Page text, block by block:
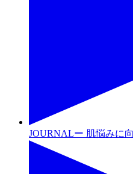
JOURNALー 肌悩みに